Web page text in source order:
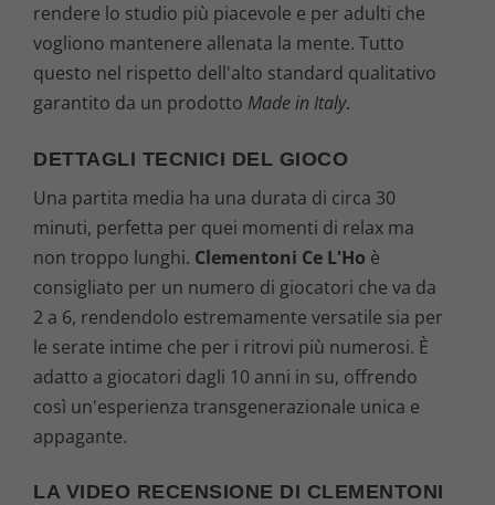
rendere lo studio più piacevole e per adulti che
vogliono mantenere allenata la mente. Tutto
questo nel rispetto dell'alto standard qualitativo
garantito da un prodotto Made in Italy.
DETTAGLI TECNICI DEL GIOCO
Una partita media ha una durata di circa 30
minuti, perfetta per quei momenti di relax ma
non troppo lunghi. Clementoni Ce L'Ho è
consigliato per un numero di giocatori che va da
2 a 6, rendendolo estremamente versatile sia per
le serate intime che per i ritrovi più numerosi. È
adatto a giocatori dagli 10 anni in su, offrendo
così un'esperienza transgenerazionale unica e
appagante.
LA VIDEO RECENSIONE DI CLEMENTONI